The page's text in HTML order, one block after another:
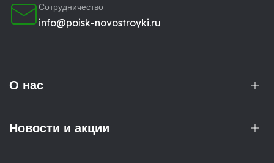
Сотрудничество
info@poisk-novostroyki.ru
О нас
Новости и акции